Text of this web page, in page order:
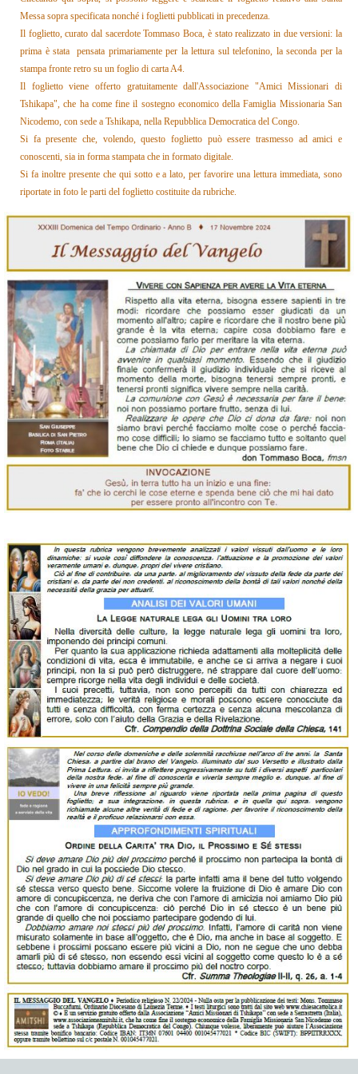
Messa sopra specificata nonché i foglietti pubblicati in precedenza.
Il foglietto, curato dal sacerdote Tommaso Boca, è stato realizzato in due versioni: la
prima è stata pensata primariamente per la lettura sul telefonino, la seconda per la
stampa fronte retro su un foglio di carta A4.
Il fogliettoviene offerto gratuitamente dall'Associazione "Amici Missionari di
Tshikapa", che ha come fine il sostegno economico della Famiglia Missionaria San
Nicodemo, con sede a Tshikapa, nella Repubblica Democratica del Congo.
Si fa presente che, volendo, questo foglietto può essere trasmesso ad amici e
conoscenti, sia in forma stampata che in formato digitale.
Si fa inoltre presente che qui sotto e a lato, per favorire una lettura immediata, sono
riportate in foto le parti del foglietto costituite da rubriche.